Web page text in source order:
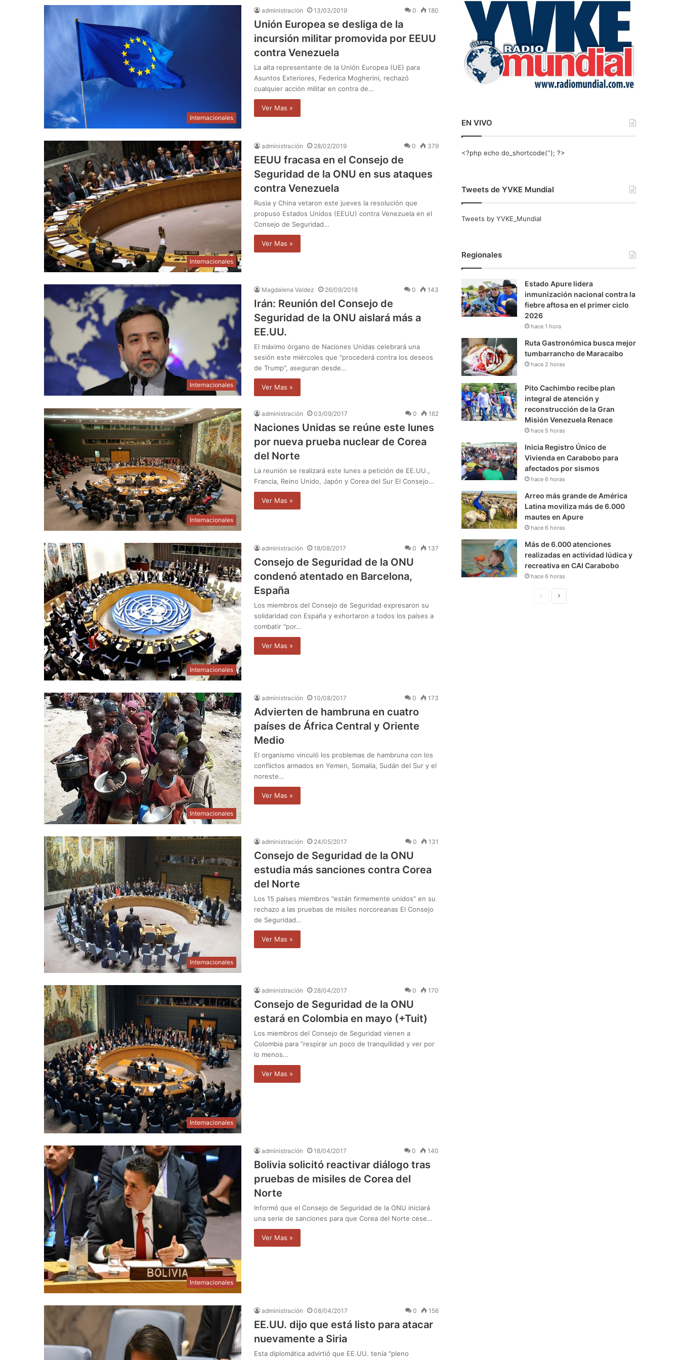
Internacionales
administración 13/03/2019 0 180
Unión Europea se desliga de la
incursión militar promovida por EEUU
contra Venezuela
La alta representante de la Unión Europea (UE) para
Asuntos Exteriores, Federica Mogherini, rechazó
cualquier acción militar en contra de…
Ver Mas »
Internacionales
administración 28/02/2019 0 379
EEUU fracasa en el Consejo de
Seguridad de la ONU en sus ataques
contra Venezuela
Rusia y China vetaron este jueves la resolución que
propuso Estados Unidos (EEUU) contra Venezuela en el
Consejo de Seguridad…
Ver Mas »
Internacionales
Magdalena Valdez 26/09/2018 0 143
Irán: Reunión del Consejo de
Seguridad de la ONU aislará más a
EE.UU.
El máximo órgano de Naciones Unidas celebrará una
sesión este miércoles que "procederá contra los deseos
de Trump", aseguran desde…
Ver Mas »
Internacionales
administración 03/09/2017 0 162
Naciones Unidas se reúne este lunes
por nueva prueba nuclear de Corea
del Norte
La reunión se realizará este lunes a petición de EE.UU.,
Francia, Reino Unido, Japón y Corea del Sur El Consejo…
Ver Mas »
Internacionales
administración 18/08/2017 0 137
Consejo de Seguridad de la ONU
condenó atentado en Barcelona,
España
Los miembros del Consejo de Seguridad expresaron su
solidaridad con España y exhortaron a todos los países a
combatir "por…
Ver Mas »
Internacionales
administración 10/08/2017 0 173
Advierten de hambruna en cuatro
países de África Central y Oriente
Medio
El organismo vinculó los problemas de hambruna con los
conflictos armados en Yemen, Somalia, Sudán del Sur y el
noreste…
Ver Mas »
Internacionales
administración 24/05/2017 0 131
Consejo de Seguridad de la ONU
estudia más sanciones contra Corea
del Norte
Los 15 países miembros "están firmemente unidos" en su
rechazo a las pruebas de misiles norcoreanas El Consejo
de Seguridad…
Ver Mas »
Internacionales
administración 28/04/2017 0 170
Consejo de Seguridad de la ONU
estará en Colombia en mayo (+Tuit)
Los miembros del Consejo de Seguridad vienen a
Colombia para “respirar un poco de tranquilidad y ver por
lo menos…
Ver Mas »
Internacionales
administración 18/04/2017 0 140
Bolivia solicitó reactivar diálogo tras
pruebas de misiles de Corea del
Norte
Informó que el Consejo de Seguridad de la ONU iniciará
una serie de sanciones para que Corea del Norte cese…
Ver Mas »
administración 08/04/2017 0 156
EE.UU. dijo que está listo para atacar
nuevamente a Siria
Esta diplomática advirtió que EE.UU. tenía "pleno
r
EN VIVO
<?php echo do_shortcode(‘‘); ?>
Tweets de YVKE Mundial
Tweets by YVKE_Mundial
Regionales
Estado Apure lidera
inmunización nacional contra la
fiebre aftosa en el primer ciclo
2026
hace 1 hora
Ruta Gastronómica busca mejor
tumbarrancho de Maracaibo
hace 2 horas
Pito Cachimbo recibe plan
integral de atención y
reconstrucción de la Gran
Misión Venezuela Renace
hace 5 horas
Inicia Registro Único de
Vivienda en Carabobo para
afectados por sismos
hace 6 horas
Arreo más grande de América
Latina moviliza más de 6.000
mautes en Apure
hace 6 horas
Más de 6.000 atenciones
realizadas en actividad lúdica y
recreativa en CAI Carabobo
hace 6 horas
S